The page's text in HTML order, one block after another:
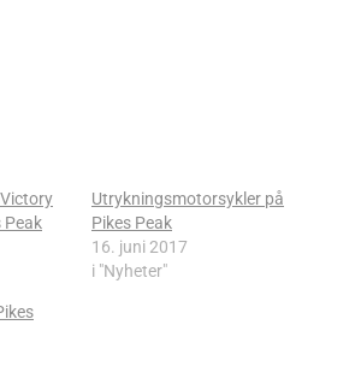
Peak
Utrykningsmotorsykler på
Pikes Peak
16. juni 2017
i "Nyheter"